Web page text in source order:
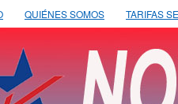
QUIÉNES SOMOS TARIFAS